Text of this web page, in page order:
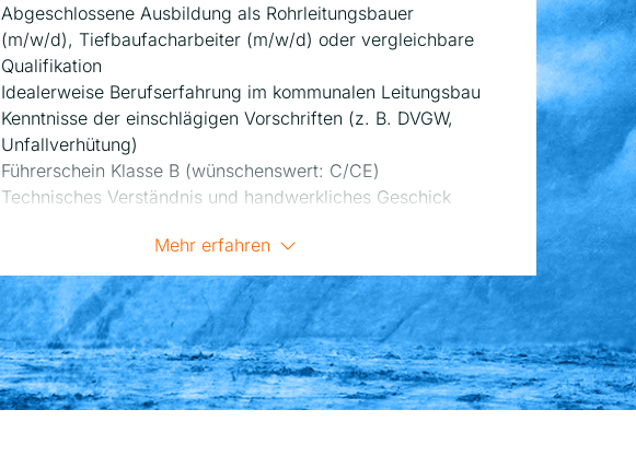
Abgeschlossene Ausbildung als Rohrleitungsbauer
(m/w/d), Tiefbaufacharbeiter (m/w/d) oder vergleichbare
Qualifikation
Idealerweise Berufserfahrung im kommunalen Leitungsbau
Kenntnisse der einschlägigen Vorschriften (z. B. DVGW,
Unfallverhütung)
Führerschein Klasse B (wünschenswert: C/CE)
Technisches Verständnis und handwerkliches Geschick
Bereitschaft zur Arbeit im Freien bei unterschiedlichen
Witterungsbedingungen
Mehr erfahren